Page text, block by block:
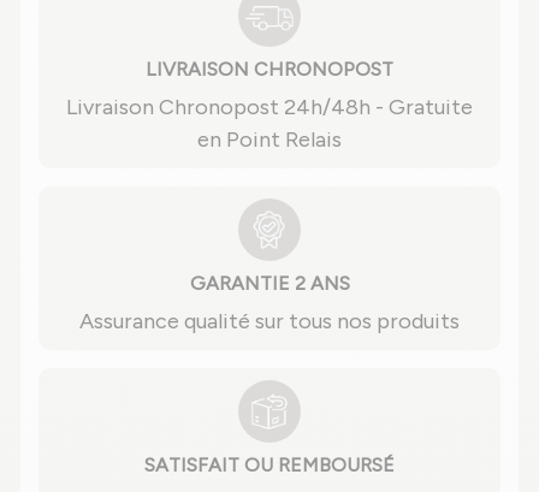
LIVRAISON CHRONOPOST
Livraison Chronopost 24h/48h - Gratuite
en Point Relais
GARANTIE 2 ANS
Assurance qualité sur tous nos produits
SATISFAIT OU REMBOURSÉ